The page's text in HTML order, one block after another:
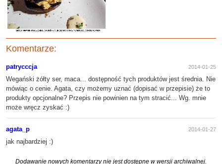
Komentarze:
patrycccja 2014-01-25
Wegański żółty ser, maca... dostępność tych produktów jest średnia. Nie
mówiąc o cenie. Agata, czy możemy uznać (dopisać w przepisie) że to
produkty opcjonalne? Przepis nie powinien na tym stracić... Wg. mnie
może wręcz zyskać :)
agata_p 2014-01-27
jak najbardziej :)
Dodawanie nowych komentarzy nie jest dostępne w wersji archiwalnej.